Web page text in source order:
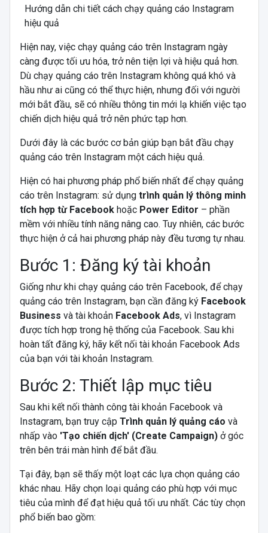
Hướng dẫn chi tiết cách chạy quảng cáo Instagram
hiệu quả
Hiện nay, việc chạy quảng cáo trên Instagram ngày
càng được tối ưu hóa, trở nên tiện lợi và hiệu quả hơn.
Dù chạy quảng cáo trên Instagram không quá khó và
hầu như ai cũng có thể thực hiện, nhưng đối với người
mới bắt đầu, sẽ có nhiều thông tin mới lạ khiến việc tạo
chiến dịch hiệu quả trở nên phức tạp hơn.
Dưới đây là các bước cơ bản giúp bạn bắt đầu chạy
quảng cáo trên Instagram một cách hiệu quả.
Hiện có hai phương pháp phổ biến nhất để chạy quảng
cáo trên Instagram: sử dụng trình quản lý thông minh
tích hợp từ Facebookhoặc Power Editor – phần
mềm với nhiều tính năng nâng cao. Tuy nhiên, các bước
thực hiện ở cả hai phương pháp này đều tương tự nhau.
Bước 1: Đăng ký tài khoản
Giống như khi chạy quảng cáo trên Facebook, để chạy
quảng cáo trên Instagram, bạn cần đăng ký Facebook
Business và tài khoản Facebook Ads, vì Instagram
được tích hợp trong hệ thống của Facebook. Sau khi
hoàn tất đăng ký, hãy kết nối tài khoản Facebook Ads
của bạn với tài khoản Instagram.
Bước 2: Thiết lập mục tiêu
Sau khi kết nối thành công tài khoản Facebook và
Instagram, bạn truy cập Trình quản lý quảng cáo và
nhấp vào 'Tạo chiến dịch' (Create Campaign)ở góc
trên bên trái màn hình để bắt đầu.
Tại đây, bạn sẽ thấy một loạt các lựa chọn quảng cáo
khác nhau. Hãy chọn loại quảng cáo phù hợp với mục
tiêu của mình để đạt hiệu quả tối ưu nhất. Các tùy chọn
phổ biến bao gồm: